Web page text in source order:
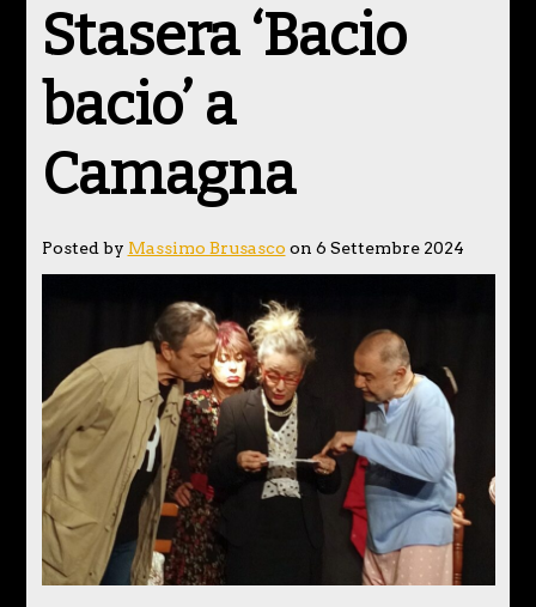
Stasera ‘Bacio
bacio’ a
Camagna
Posted by Massimo Brusasco on 6 Settembre 2024